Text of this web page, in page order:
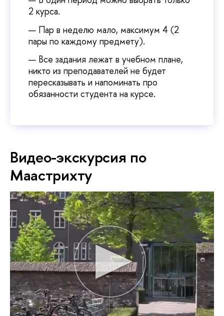
2 курса.
Пар в неделю мало, максимум 4 (2
пары по каждому предмету).
Все задания лежат в учебном плане,
никто из преподавателей не будет
пересказывать и напоминать про
обязанности студента на курсе.
Видео-экскурсия по
Маастрихту